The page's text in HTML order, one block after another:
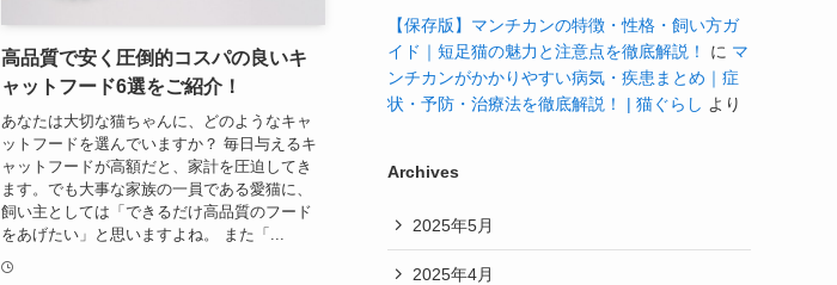
高品質で安く圧倒的コスパの良いキ
ャットフード6選をご紹介！
あなたは大切な猫ちゃんに、どのようなキャ
ットフードを選んでいますか？ 毎日与えるキ
ャットフードが高額だと、家計を圧迫してき
ます。でも大事な家族の一員である愛猫に、
飼い主としては「できるだけ高品質のフード
をあげたい」と思いますよね。 また「...
【保存版】マンチカンの特徴・性格・飼い方ガ
イド｜短足猫の魅力と注意点を徹底解説！
に マ
ンチカンがかかりやすい病気・疾患まとめ｜症
状・予防・治療法を徹底解説！ | 猫ぐらし より
Archives
2025年5月
2025年4月